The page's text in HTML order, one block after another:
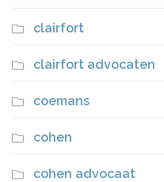
clairfort
clairfort advocaten
coemans
cohen
cohen advocaat